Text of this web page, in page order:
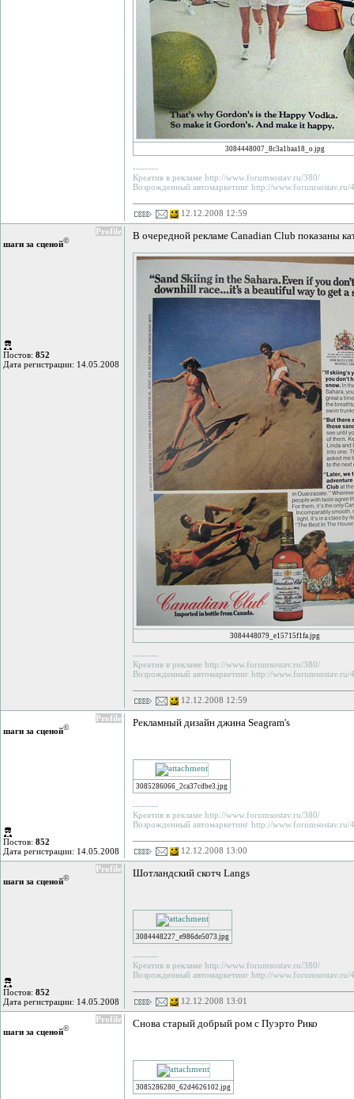
3084448007_8c3a1baa18_o.jpg
--------
Креатив в рекламе http://www.forumsostav.ru/380/
Возрожденный автомаркетинг http://www.forumsostav.ru/
12.12.2008 12:59
Profile
шаги за сценой©
Постов: 852
Дата регистрации: 14.05.2008
В очередной рекламе Canadian Club показаны
3084448079_e15715f1fa.jpg
--------
Креатив в рекламе http://www.forumsostav.ru/380/
Возрожденный автомаркетинг http://www.forumsostav.ru/
12.12.2008 12:59
Profile
шаги за сценой©
Постов: 852
Дата регистрации: 14.05.2008
Рекламный дизайн джина Seagram's
3085286066_2ca37cdbe3.jpg
--------
Креатив в рекламе http://www.forumsostav.ru/380/
Возрожденный автомаркетинг http://www.forumsostav.ru/
12.12.2008 13:00
Profile
шаги за сценой©
Постов: 852
Дата регистрации: 14.05.2008
Шотландский скотч Langs
3084448227_e986de5073.jpg
--------
Креатив в рекламе http://www.forumsostav.ru/380/
Возрожденный автомаркетинг http://www.forumsostav.ru/
12.12.2008 13:01
Profile
шаги за сценой© Снова старый добрый ром с Пуэрто Рико
3085286280_62d4626102.jpg